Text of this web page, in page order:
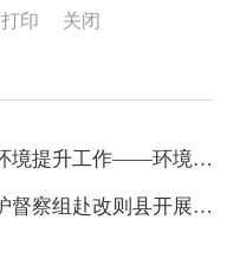
打印 关闭
阿里地区积极推进城乡环境提升工作——环境“日日新”“处处美”
自治区第三生态环境保护督察组赴改则县开展生态环境保护督察工作